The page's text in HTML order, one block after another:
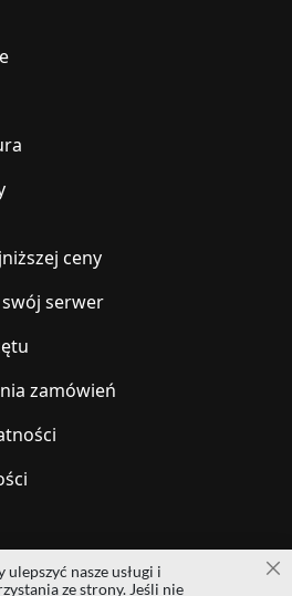
ceny
serwer
zamówień
Development | All rights reserved
nasze usługi i
ze strony. Jeśli nie